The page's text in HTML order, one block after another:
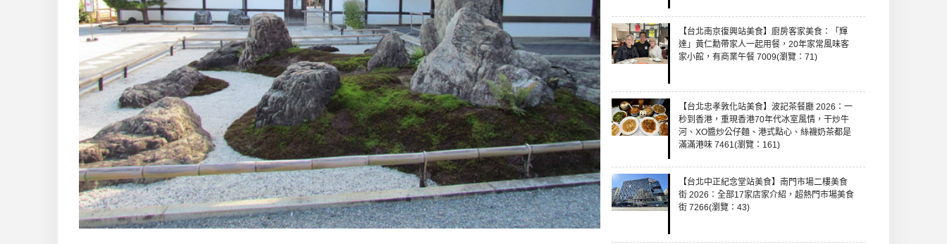
【台北南京復興站美食】廚房客家美食：「輝
達」黃仁勳帶家人一起用餐，20年家常風味客
家小館，有商業午餐 7009(瀏覽：71)
【台北忠孝敦化站美食】波記茶餐廳 2026：一
秒到香港，重現香港70年代冰室風情，干炒牛
河、XO醬炒公仔麵、港式點心、絲襪奶茶都是
滿滿港味 7461(瀏覽：161)
【台北中正紀念堂站美食】南門市場二樓美食
街 2026：全部17家店家介紹，超熱門市場美食
街 7266(瀏覽：43)